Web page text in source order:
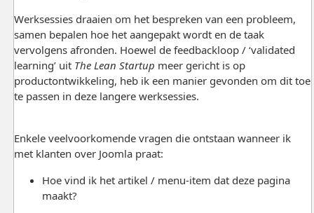
Werk­sessies draaien om het bespreken van een probleem,
samen bepalen hoe het aangepakt wordt en de taak
vervolgens afronden. Hoewel de feedbackloop / ‘validated
learning’ uit The Lean Startup meer gericht is op
productontwikkeling, heb ik een manier gevonden om dit toe
te passen in deze langere werksessies.
Enkele veelvoorkomende vragen die ontstaan wanneer ik
met klanten over Joomla praat:
Hoe vind ik het artikel / menu-item dat deze pagina
maakt?